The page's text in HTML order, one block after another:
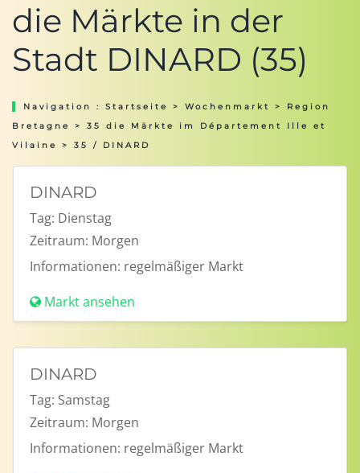
die Märkte in der
Stadt DINARD (35)
Navigation : Startseite > Wochenmarkt > Region
Bretagne
> 35 die Märkte im Département Ille et
Vilaine
> 35 / DINARD
DINARD
Tag: Dienstag
Zeitraum: Morgen
Informationen: regelmäßiger Markt
Markt ansehen
DINARD
Tag: Samstag
Zeitraum: Morgen
Informationen: regelmäßiger Markt